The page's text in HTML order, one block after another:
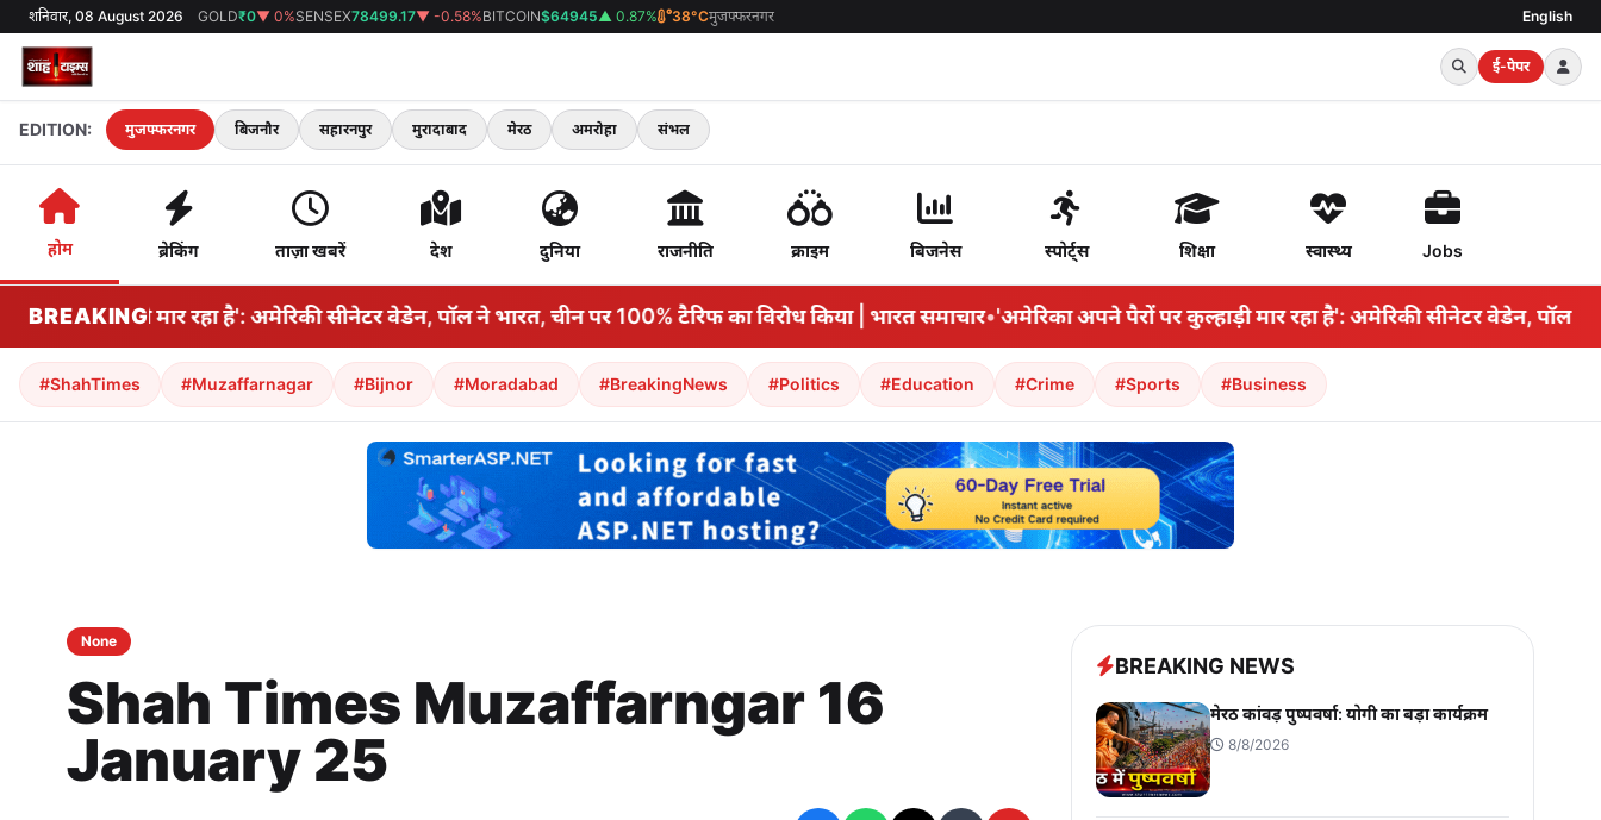
शनिवार, 08 August 2026 GOLD₹0▼ 0%SENSEX78499.17▼ -0.58%BITCOIN$64945▲ 0.87% 38°Cमुजफ्फरनगर English
ई-पेपर
EDITION: मुजफ्फरनगर बिजनौर सहारनपुर मुरादाबाद मेरठ अमरोहा संभल
होम ब्रेकिंग ताज़ा खबरें देश दुनिया राजनीति क्राइम बिजनेस स्पोर्ट्स शिक्षा स्वास्थ्य Jobs
BREAKING
पर कुल्हाड़ी मार रहा है': अमेरिकी सीनेटर वेडेन, पॉल ने भारत, चीन पर 100% टैरिफ का विरोध किया | भारत समाचार•'अमेरिका अपने पैरों पर कुल्हाड़ी मार रहा है': अमेरिकी सीनेटर वेडेन, पॉल ने
#ShahTimes #Muzaffarnagar #Bijnor #Moradabad #BreakingNews #Politics #Education #Crime #Sports #Business
None
Shah Times Muzaffarngar 16
January 25
BREAKING NEWS
मेरठ कांवड़ पुष्पवर्षा: योगी का बड़ा कार्यक्रम
8/8/2026